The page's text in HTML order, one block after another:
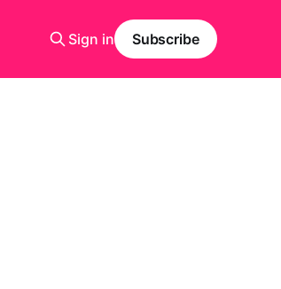
Sign in Subscribe